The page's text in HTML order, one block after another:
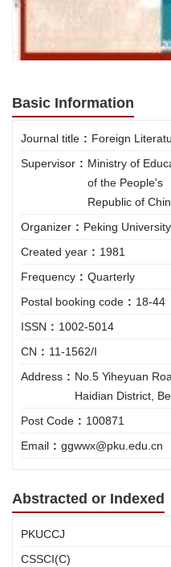
Basic Information
Journal title : Foreign
Supervisor : Ministry of
of the People's
Republic of
Organizer : Peking University
Created year : 1981
Frequency : Quarterly
Postal booking code : 18-44
ISSN : 1002-5014
CN : 11-1562/I
Address : No.5 Yiheyuan
Haidian District,
Post Code : 100871
Email : ggwwx@pku.edu.cn
Abstracted or Indexed
PKUCCJ
CSSCI(C)